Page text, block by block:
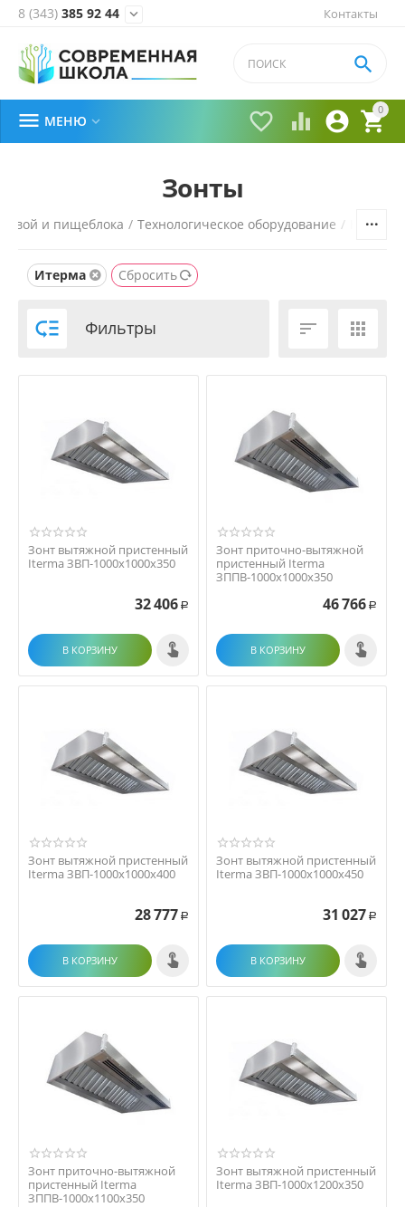
Контакты
8 (343) 385 92 44 
0


 

 МЕНЮ 
Зонты
и пищеблока / Технологическое оборудование /
Итерма Сбросить
 Фильтры  
Зонт вытяжной пристенный
Iterma ЗВП-1000х1000х350
32 406 Р
В КОРЗИНУ
Зонт приточно-вытяжной
пристенный Iterma
ЗППВ-1000х1000х350
46 766 Р
В КОРЗИНУ
Зонт вытяжной пристенный
Iterma ЗВП-1000х1000х400
28 777 Р
В КОРЗИНУ
Зонт вытяжной пристенный
Iterma ЗВП-1000х1000х450
31 027 Р
В КОРЗИНУ
Зонт приточно-вытяжной
пристенный Iterma
ЗППВ-1000х1100х350
Зонт вытяжной пристенный
Iterma ЗВП-1000х1200х350